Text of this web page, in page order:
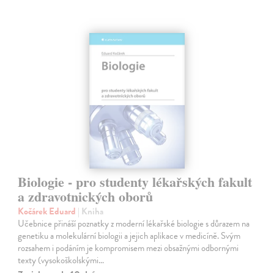
Biologie - pro studenty lékařských fakult
a zdravotnických oborů
Kočárek Eduard | Kniha
Učebnice přináší poznatky z moderní lékařské biologie s důrazem na
genetiku a molekulární biologii a jejich aplikace v medicíně. Svým
rozsahem i podáním je kompromisem mezi obsažnými odbornými
texty (vysokoškolskými…